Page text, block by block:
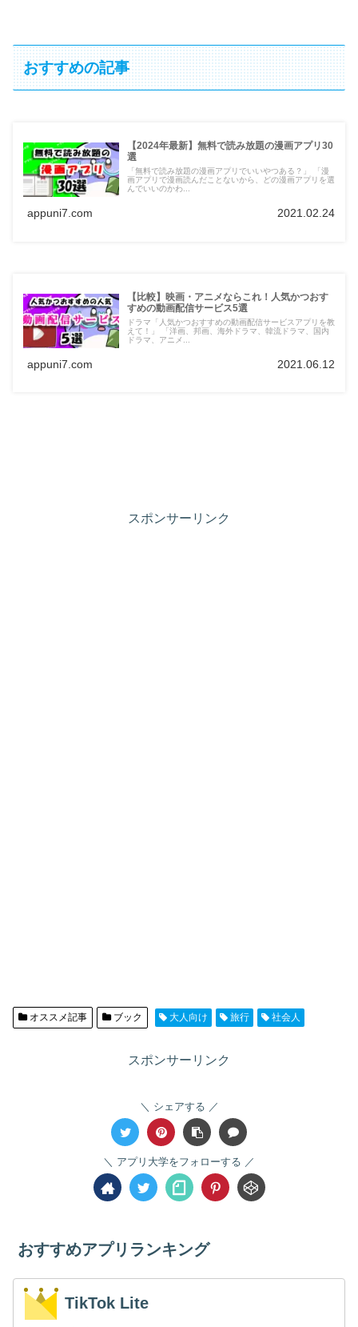
おすすめの記事
【2024年最新】無料で読み放題の漫画アプリ30
選
「無料で読み放題の漫画アプリでいいやつある？」 「漫
画アプリで漫画読んだことないから、どの漫画アプリを選
んでいいのかわ...
appuni7.com 2021.02.24
【比較】映画・アニメならこれ！人気かつおす
すめの動画配信サービス5選
ドラマ「人気かつおすすめの動画配信サービスアプリを教
えて！」 「洋画、邦画、海外ドラマ、韓流ドラマ、国内
ドラマ、アニメ...
appuni7.com 2021.06.12
スポンサーリンク
オススメ記事 ブック 大人向け 旅行 社会人
スポンサーリンク
シェアする
アプリ大学をフォローする
おすすめアプリランキング
TikTok Lite